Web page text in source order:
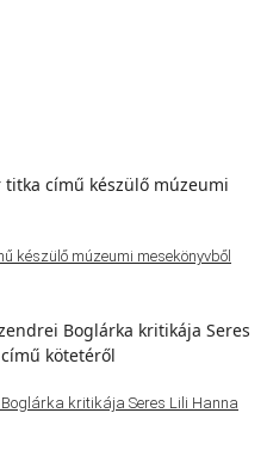
készülő múzeumi mesekönyvből
kritikája Seres Lili Hanna